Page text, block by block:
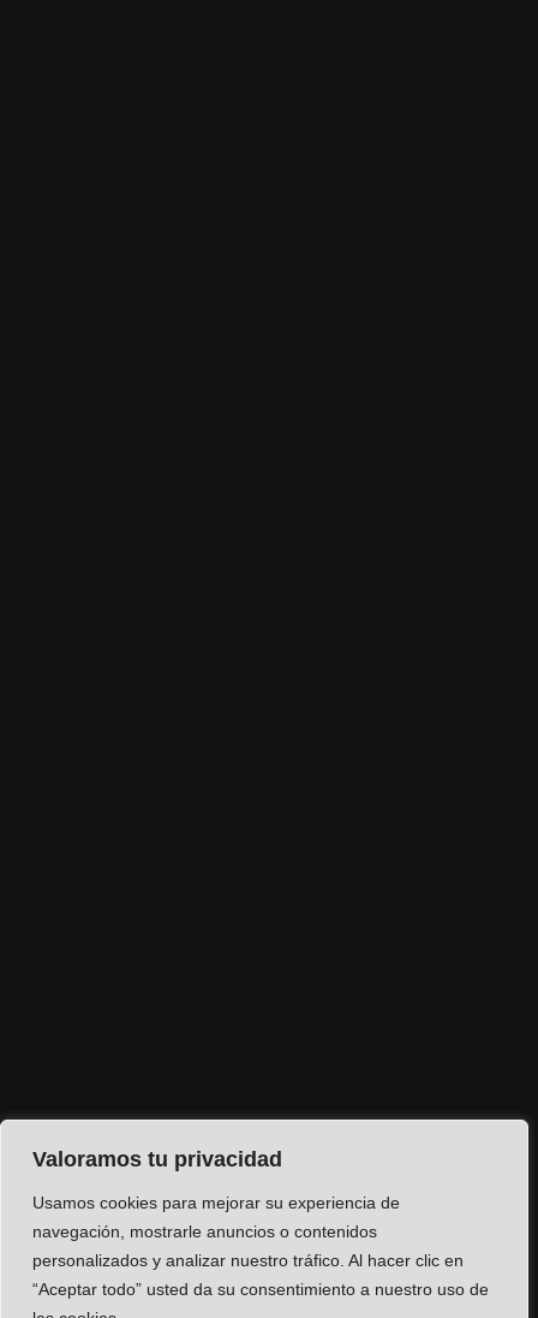
Valoramos tu privacidad
Usamos cookies para mejorar su experiencia de
navegación, mostrarle anuncios o contenidos
personalizados y analizar nuestro tráfico. Al hacer clic en
“Aceptar todo” usted da su consentimiento a nuestro uso de